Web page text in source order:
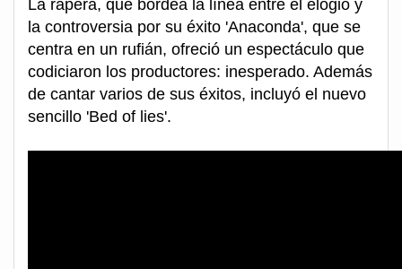
La rapera, que bordea la línea entre el elogio y
la controversia por su éxito 'Anaconda', que se
centra en un rufián, ofreció un espectáculo que
codiciaron los productores: inesperado. Además
de cantar varios de sus éxitos, incluyó el nuevo
sencillo 'Bed of lies'.